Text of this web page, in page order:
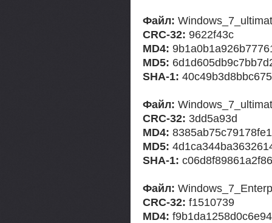
Файл:
CRC-32: 9622f43c
MD4:
MD5:
SHA-1:
Файл:
CRC-32: 3dd5a93d
MD4:
MD5:
SHA-1:
Файл:
CRC-32: f1510739
MD4: